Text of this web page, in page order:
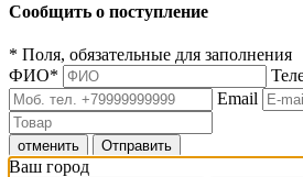
Сообщить о поступление
* Поля, обязательные для заполнения
ФИО*
Email
отменить Отправить
Ваш город